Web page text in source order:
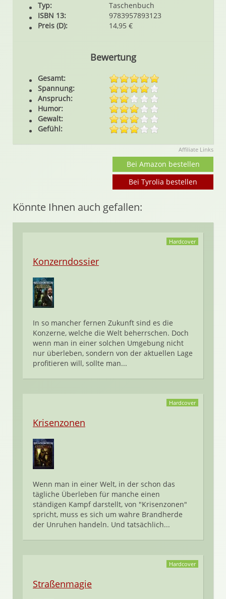
Typ:
Taschenbuch
ISBN 13:
9783957893123
Preis (D):
14,95 €
Bewertung
Gesamt:
Spannung:
Anspruch:
Humor:
Gewalt:
Gefühl:
Affiliate Links
Bei Amazon bestellen
Bei Tyrolia bestellen
Könnte Ihnen auch gefallen:
Hardcover
Konzerndossier
In so mancher fernen Zukunft sind es die
Konzerne, welche die Welt beherrschen. Doch
wenn man in einer solchen Umgebung nicht
nur überleben, sondern von der aktuellen Lage
profitieren will, sollte man...
Hardcover
Krisenzonen
Wenn man in einer Welt, in der schon das
tägliche Überleben für manche einen
ständigen Kampf darstellt, von "Krisenzonen"
spricht, muss es sich um wahre Brandherde
der Unruhen handeln. Und tatsächlich...
Hardcover
Straßenmagie